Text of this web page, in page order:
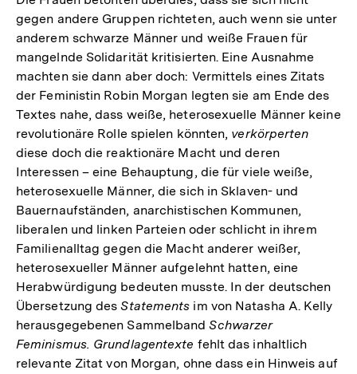
gegen andere Gruppen richteten, auch wenn sie unter
anderem schwarze Männer und weiße Frauen für
mangelnde Solidarität kritisierten. Eine Ausnahme
machten sie dann aber doch: Vermittels eines Zitats
der Feministin Robin Morgan legten sie am Ende des
Textes nahe, dass weiße, heterosexuelle Männer keine
revolutionäre Rolle spielen könnten, verkörperten
diese doch die reaktionäre Macht und deren
Interessen – eine Behauptung, die für viele weiße,
heterosexuelle Männer, die sich in Sklaven- und
Bauernaufständen, anarchistischen Kommunen,
liberalen und linken Parteien oder schlicht in ihrem
Familienalltag gegen die Macht anderer weißer,
heterosexueller Männer aufgelehnt hatten, eine
Herabwürdigung bedeuten musste. In der deutschen
Übersetzung desStatements im von Natasha A. Kelly
herausgegebenen SammelbandSchwarzer
Feminismus. Grundlagentexte fehlt das inhaltlich
relevante Zitat von Morgan, ohne dass ein Hinweis auf